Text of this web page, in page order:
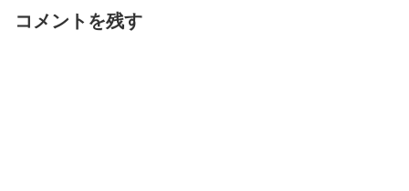
コメントを残す